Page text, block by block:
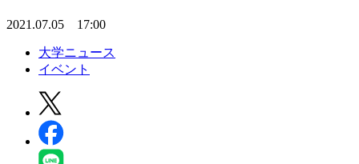
2021.07.05 17:00
大学ニュース
イベント